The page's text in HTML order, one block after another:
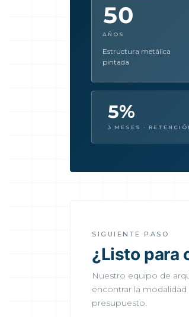
50
AÑOS
Estructura metálica
pintada
5%
3 MESES ·
SIGUIENTE PASO
¿Listo para
Nuestro equipo de
encontrar la
presupuesto.